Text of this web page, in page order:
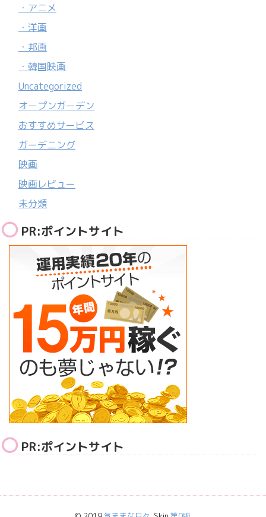
・アニメ
・洋画
・邦画
・韓国映画
Uncategorized
オープンガーデン
おすすめサービス
ガーデニング
映画
映画レビュー
未分類
PR:ポイントサイト
PR:ポイントサイト